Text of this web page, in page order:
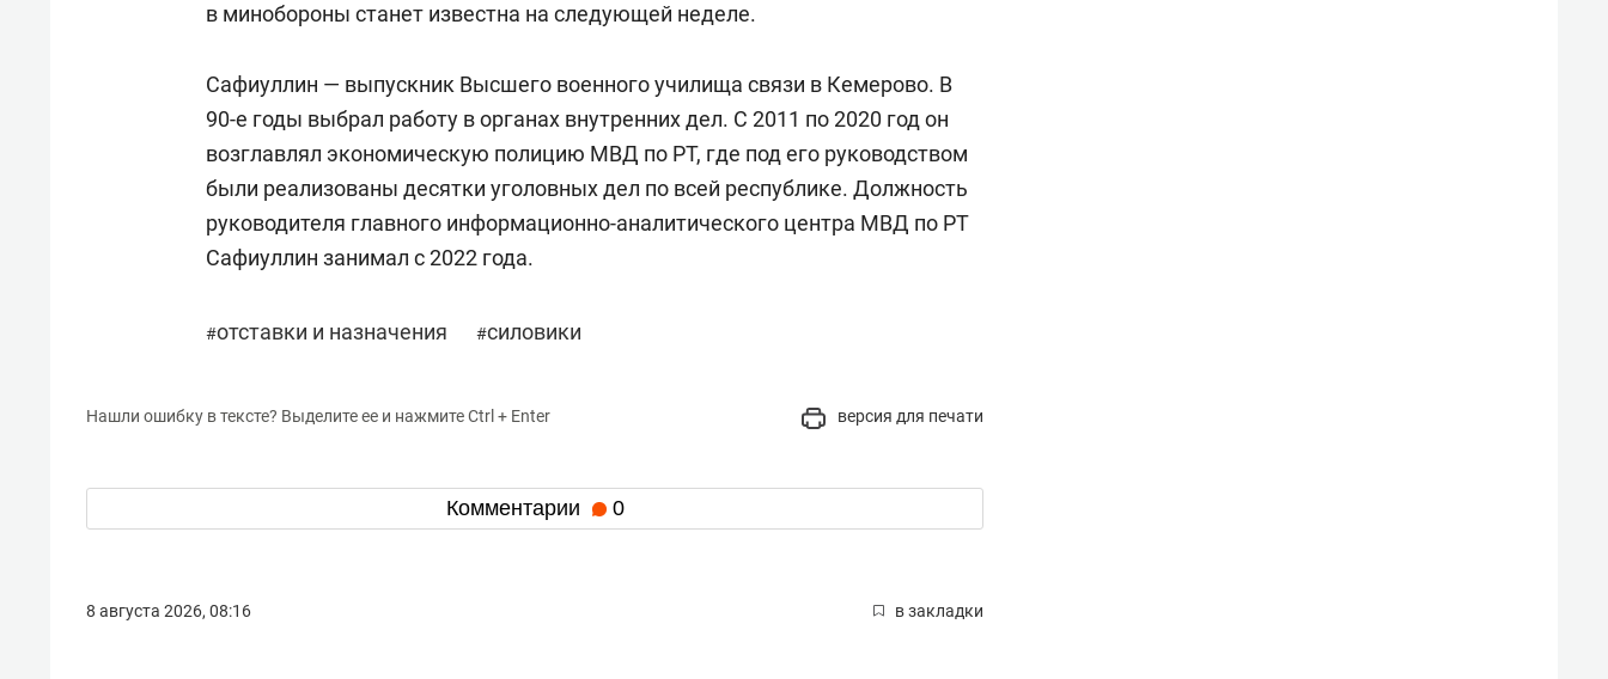
в минобороны станет известна на следующей неделе.
Сафиуллин — выпускник Высшего военного училища связи в Кемерово. В
90-е годы выбрал работу в органах внутренних дел. С 2011 по 2020 год он
возглавлял экономическую полицию МВД по РТ, где под его руководством
были реализованы десятки уголовных дел по всей республике. Должность
руководителя главного информационно-аналитического центра МВД по РТ
Сафиуллин занимал с 2022 года.
#отставки и назначения #силовики
Нашли ошибку в тексте? Выделите ее и нажмите Ctrl + Enter версия для печати
Комментарии 0
8 августа 2026, 08:16 в закладки